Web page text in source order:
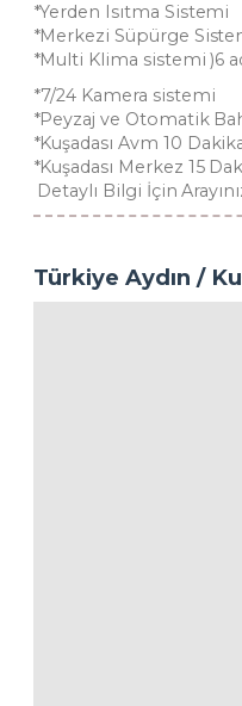
*Yerden Isıtma Sistemi
*Merkezi Süpürge
*Multi Klima sistemi )6
*7/24 Kamera sistemi
*Peyzaj ve Otomatik
*Kuşadası Avm 10
*Kuşadası Merkez 15
Detaylı Bilgi İçin
Türkiye Aydın /